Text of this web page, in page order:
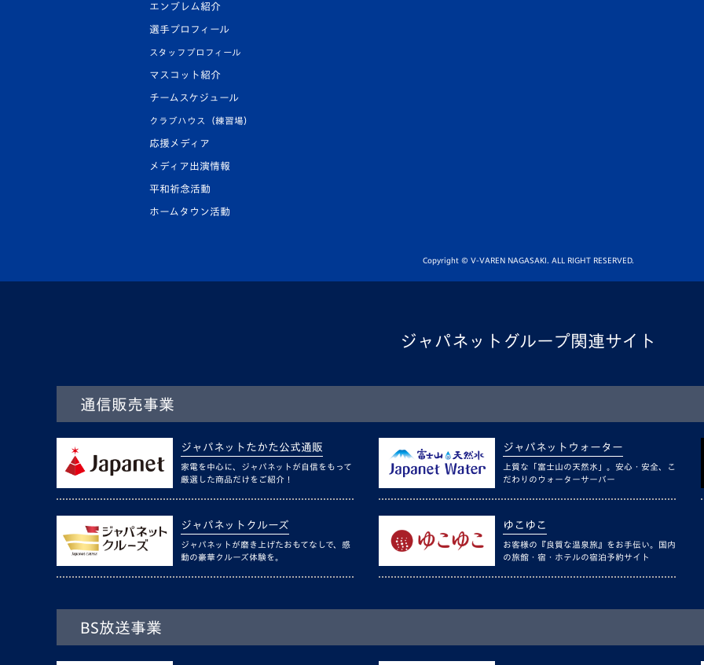
エンブレム紹介
選手プロフィール
スタッフプロフィール
マスコット紹介
チームスケジュール
クラブハウス（練習場）
応援メディア
メディア出演情報
平和祈念活動
ホームタウン活動
Copyright © V-VAREN NAGASAKI. ALL RIGHT RESERVED.
ジャパネットグループ関連サイト
通信販売事業
ジャパネットたかた公式通販
家電を中心に、ジャパネットが自信をもって
厳選した商品だけをご紹介！
ジャパネットウォーター
上質な「富士山の天然水」。安心・安全、こ
だわりのウォーターサーバー
ジャパネットクルーズ
ジャパネットが磨き上げたおもてなしで、感
動の豪華クルーズ体験を。
ゆこゆこ
お客様の『良質な温泉旅』をお手伝い。国内
の旅館・宿・ホテルの宿泊予約サイト
BS放送事業